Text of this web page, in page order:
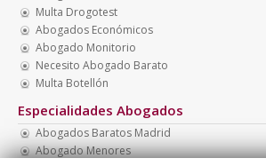
Multa Drogotest
Abogados Económicos
Abogado Monitorio
Necesito Abogado Barato
Multa Botellón
Especialidades Abogados
Abogados Baratos Madrid
Abogado Menores